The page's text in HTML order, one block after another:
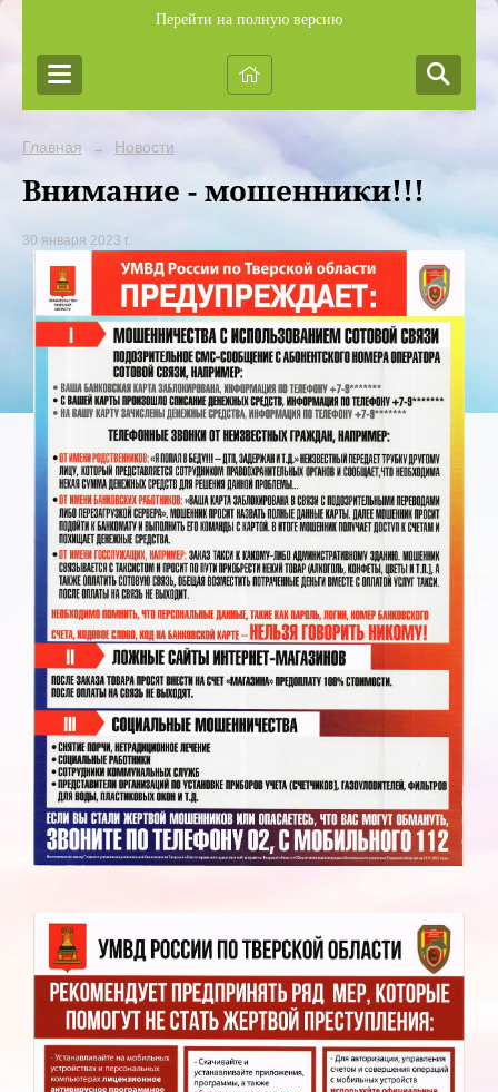
Перейти на полную версию
Главная → Новости
Внимание - мошенники!!!
30 января 2023 г.